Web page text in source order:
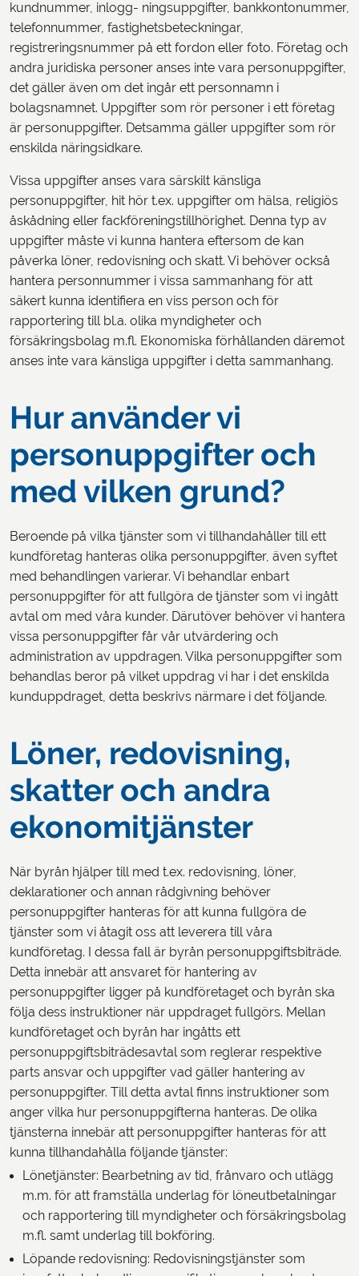
kundnummer, inlogg- ningsuppgifter, bankkontonummer,
telefonnummer, fastighetsbeteckningar,
registreringsnummer på ett fordon eller foto. Företag och
andra juridiska personer anses inte vara personuppgifter,
det gäller även om det ingår ett personnamn i
bolagsnamnet. Uppgifter som rör personer i ett företag
är personuppgifter. Detsamma gäller uppgifter som rör
enskilda näringsidkare.
Vissa uppgifter anses vara särskilt känsliga
personuppgifter, hit hör t.ex. uppgifter om hälsa, religiös
åskådning eller fackföreningstillhörighet. Denna typ av
uppgifter måste vi kunna hantera eftersom de kan
påverka löner, redovisning och skatt. Vi behöver också
hantera personnummer i vissa sammanhang för att
säkert kunna identifiera en viss person och för
rapportering till bl.a. olika myndigheter och
försäkringsbolag m.fl. Ekonomiska förhållanden däremot
anses inte vara känsliga uppgifter i detta sammanhang.
Hur använder vi
personuppgifter och
med vilken grund?
Beroende på vilka tjänster som vi tillhandahåller till ett
kundföretag hanteras olika personuppgifter, även syftet
med behandlingen varierar. Vi behandlar enbart
personuppgifter för att fullgöra de tjänster som vi ingått
avtal om med våra kunder. Därutöver behöver vi hantera
vissa personuppgifter får vår utvärdering och
administration av uppdragen. Vilka personuppgifter som
behandlas beror på vilket uppdrag vi har i det enskilda
kunduppdraget, detta beskrivs närmare i det följande.
Löner, redovisning,
skatter och andra
ekonomitjänster
När byrån hjälper till med t.ex. redovisning, löner,
deklarationer och annan rådgivning behöver
personuppgifter hanteras för att kunna fullgöra de
tjänster som vi åtagit oss att leverera till våra
kundföretag. I dessa fall är byrån personuppgiftsbiträde.
Detta innebär att ansvaret för hantering av
personuppgifter ligger på kundföretaget och byrån ska
följa dess instruktioner när uppdraget fullgörs. Mellan
kundföretaget och byrån har ingåtts ett
personuppgiftsbiträdesavtal som reglerar respektive
parts ansvar och uppgifter vad gäller hantering av
personuppgifter. Till detta avtal finns instruktioner som
anger vilka hur personuppgifterna hanteras. De olika
tjänsterna innebär att personuppgifter hanteras för att
kunna tillhandahålla följande tjänster:
Lönetjänster: Bearbetning av tid, frånvaro och utlägg
m.m. för att framställa underlag för löneutbetalningar
och rapportering till myndigheter och försäkringsbolag
m.fl. samt underlag till bokföring.
Löpande redovisning: Redovisningstjänster som